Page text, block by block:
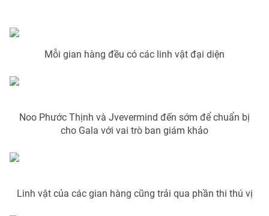
Tổng Biên tập:
Phó Tổng Biên tập:Nguyễn Thị Mỹ Hạnh, Phạm Quốc Thắng,
Tổng đài VTV:
Email:toasoan@vtv.vn
Liên hệ quảng cáo:024-7300.7108
Mỗi gian hàng đều có các linh vật đại diện
Noo Phước Thịnh và Jvevermind đến sớm để chuẩn bị
cho Gala với vai trò ban giám khảo
Linh vật của các gian hàng cũng trải qua phần thi thú vị